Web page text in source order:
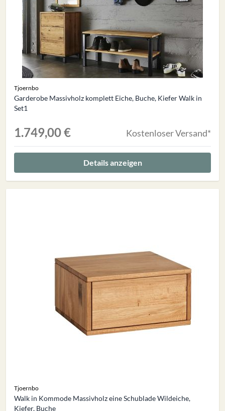
Tjoernbo
Garderobe Massivholz komplett Eiche, Buche, Kiefer Walk in
Set1
1.749,00 € Kostenloser Versand*
Details anzeigen
Tjoernbo
Walk in Kommode Massivholz eine Schublade Wildeiche,
Kiefer, Buche